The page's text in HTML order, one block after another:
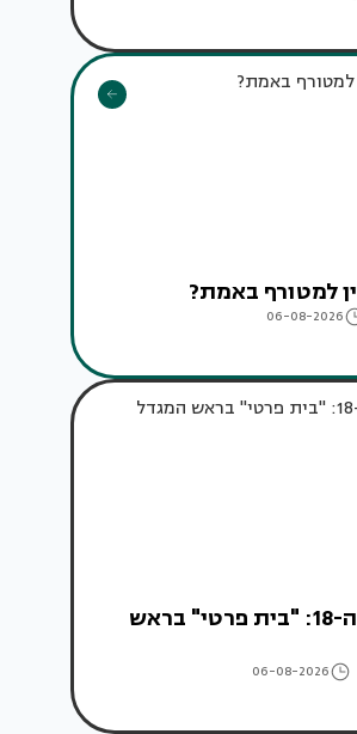
למטורף באמת?
06-08-2026
וילה בקומה ה-18: "בית פרטי" בראש
06-08-2026